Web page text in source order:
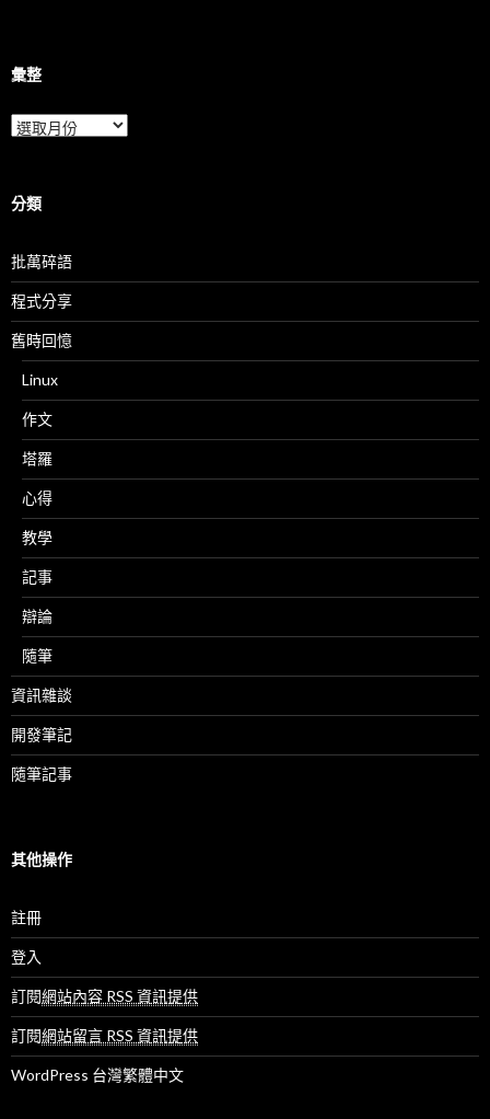
彙整
彙
整
分類
批萬碎語
程式分享
舊時回憶
Linux
作文
塔羅
心得
教學
記事
辯論
隨筆
資訊雜談
開發筆記
隨筆記事
其他操作
註冊
登入
訂閱網站內容 RSS 資訊提供
訂閱網站留言 RSS 資訊提供
WordPress 台灣繁體中文